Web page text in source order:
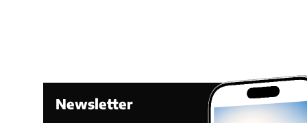
Newsletter